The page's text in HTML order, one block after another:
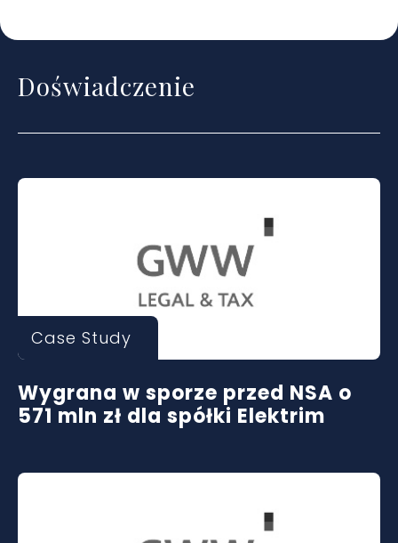
Doświadczenie
Case Study
Wygrana w sporze przed NSA o
571 mln zł dla spółki Elektrim